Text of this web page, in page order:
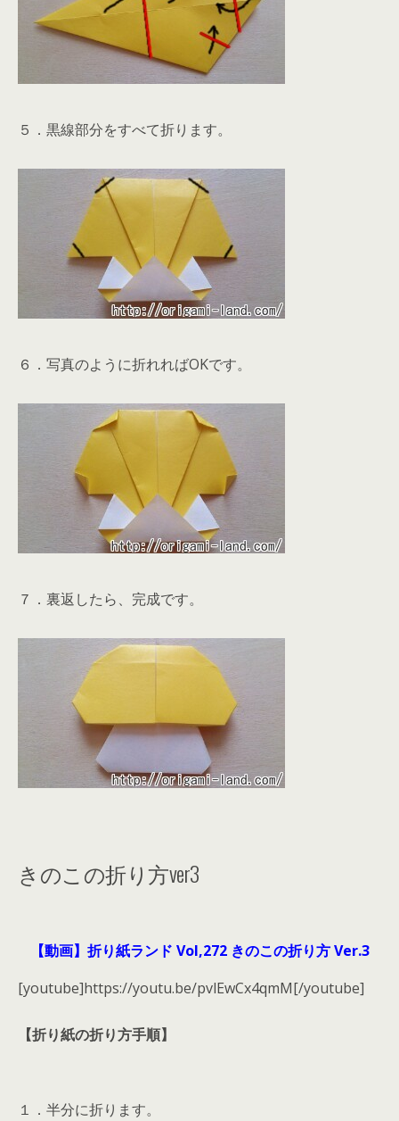
５．黒線部分をすべて折ります。
６．写真のように折れればOKです。
７．裏返したら、完成です。
きのこの折り方ver3
【動画】折り紙ランド Vol,272 きのこの折り方 Ver.3
[youtube]https://youtu.be/pvlEwCx4qmM[/youtube]
【折り紙の折り方手順】
１．半分に折ります。